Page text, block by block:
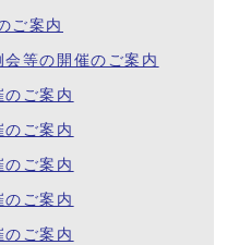
ご案内
等の開催のご案内
ご案内
ご案内
ご案内
ご案内
ご案内